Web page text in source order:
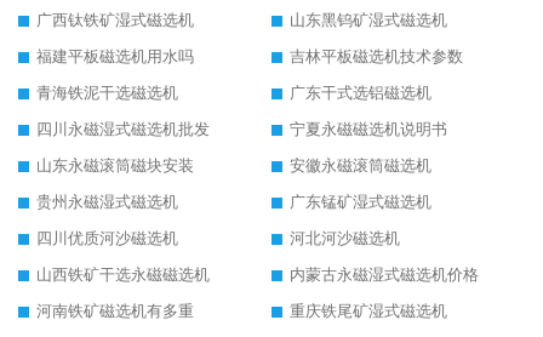
广西钛铁矿湿式磁选机
山东黑钨矿湿式磁选机
福建平板磁选机用水吗
吉林平板磁选机技术参数
青海铁泥干选磁选机
广东干式选铝磁选机
四川永磁湿式磁选机批发
宁夏永磁磁选机说明书
山东永磁滚筒磁块安装
安徽永磁滚筒磁选机
贵州永磁湿式磁选机
广东锰矿湿式磁选机
四川优质河沙磁选机
河北河沙磁选机
山西铁矿干选永磁磁选机
内蒙古永磁湿式磁选机价格
河南铁矿磁选机有多重
重庆铁尾矿湿式磁选机